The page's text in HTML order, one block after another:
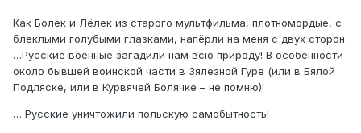
Как Болек и Лёлек из старого мультфильма, плотномордые, с
блеклыми голубыми глазками, напёрли на меня с двух сторон.
…Русские военные загадили нам всю природу! В особенности
около бывшей воинской части в Зялезной Гуре (или в Бялой
Подляске, или в Курвячей Болячке – не помню)!
… Русские уничтожили польскую самобытность!